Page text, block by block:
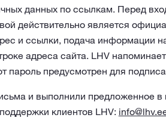
данных по ссылкам. Перед
действительно является
и ссылки, подача информации
адреса сайта. LHV
пароль предусмотрен для
и выполнили предложенное в
клиентов LHV: